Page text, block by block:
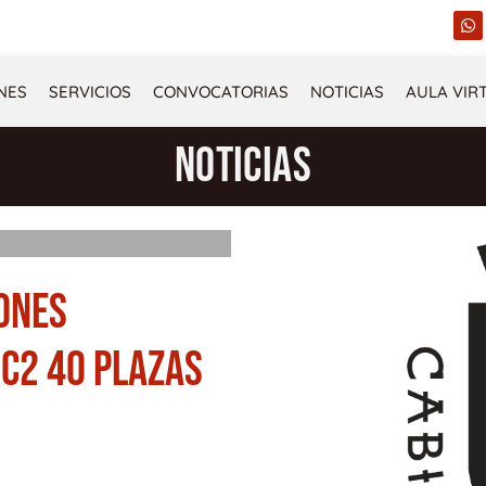
W
h
s
a
p
SERVICIOS CONVOCATORIAS NOTICIAS AULA
NOTICIAS
40 PLAZAS